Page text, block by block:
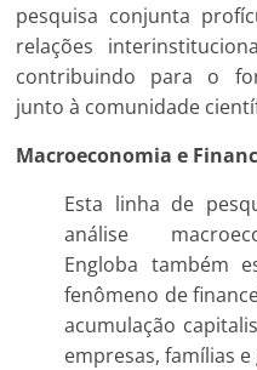
pesquisa conjunta
relações
contribuindo para o
junto à comunidade
Macroeconomia e
Esta linha de
análise
Engloba também
fenômeno de
acumulação
empresas, famílias